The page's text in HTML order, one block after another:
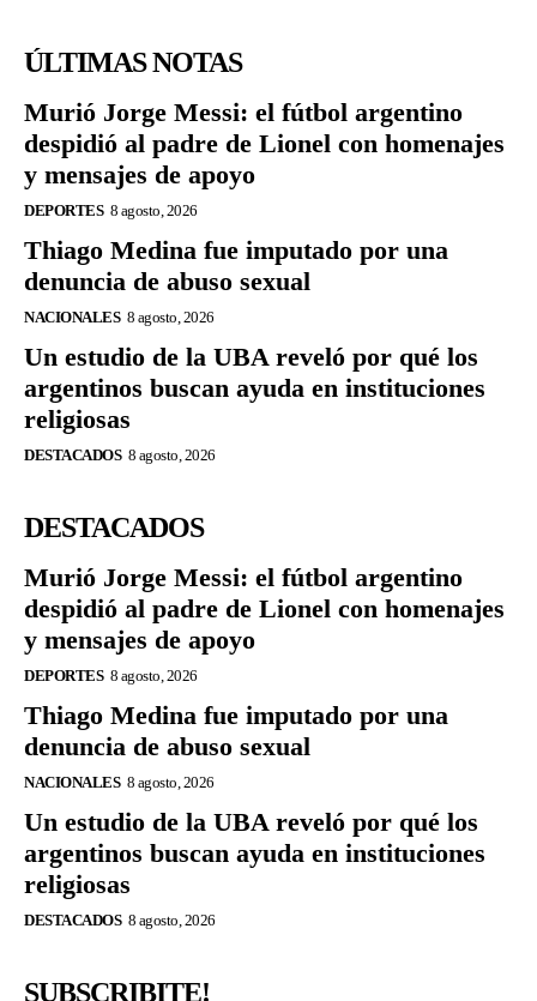
ÚLTIMAS NOTAS
Murió Jorge Messi: el fútbol argentino
despidió al padre de Lionel con homenajes
y mensajes de apoyo
DEPORTES 8 agosto, 2026
Thiago Medina fue imputado por una
denuncia de abuso sexual
NACIONALES 8 agosto, 2026
Un estudio de la UBA reveló por qué los
argentinos buscan ayuda en instituciones
religiosas
DESTACADOS 8 agosto, 2026
DESTACADOS
Murió Jorge Messi: el fútbol argentino
despidió al padre de Lionel con homenajes
y mensajes de apoyo
DEPORTES 8 agosto, 2026
Thiago Medina fue imputado por una
denuncia de abuso sexual
NACIONALES 8 agosto, 2026
Un estudio de la UBA reveló por qué los
argentinos buscan ayuda en instituciones
religiosas
DESTACADOS 8 agosto, 2026
SUBSCRIBITE!